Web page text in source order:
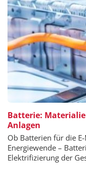
Batterie:
Anlagen
Ob Batterien für die
Energiewende –
Elektrifizierung der